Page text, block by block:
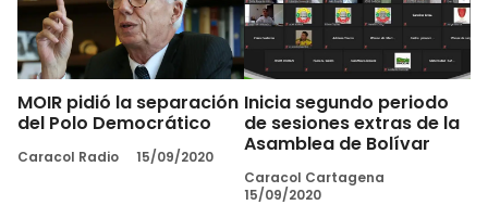
MOIR pidió la separación
del Polo Democrático
Caracol Radio 15/09/2020
Inicia segundo periodo
de sesiones extras de la
Asamblea de Bolívar
Caracol Cartagena
15/09/2020